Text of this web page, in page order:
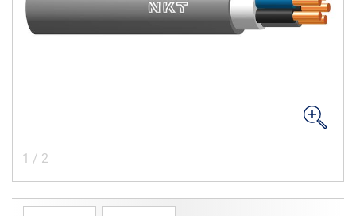
Kontakt
1 / 2